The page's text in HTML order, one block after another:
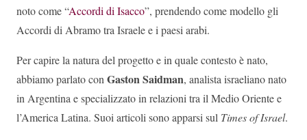
noto come “Accordi di Isacco”, prendendo come modello gli
Accordi di Abramo tra Israele e i paesi arabi.
Per capire la natura del progetto e in quale contesto è nato,
abbiamo parlato conGaston Saidman, analista israeliano nato
in Argentina e specializzato in relazioni tra il Medio Oriente e
l’America Latina. Suoi articoli sono apparsi sul Times of Israel.